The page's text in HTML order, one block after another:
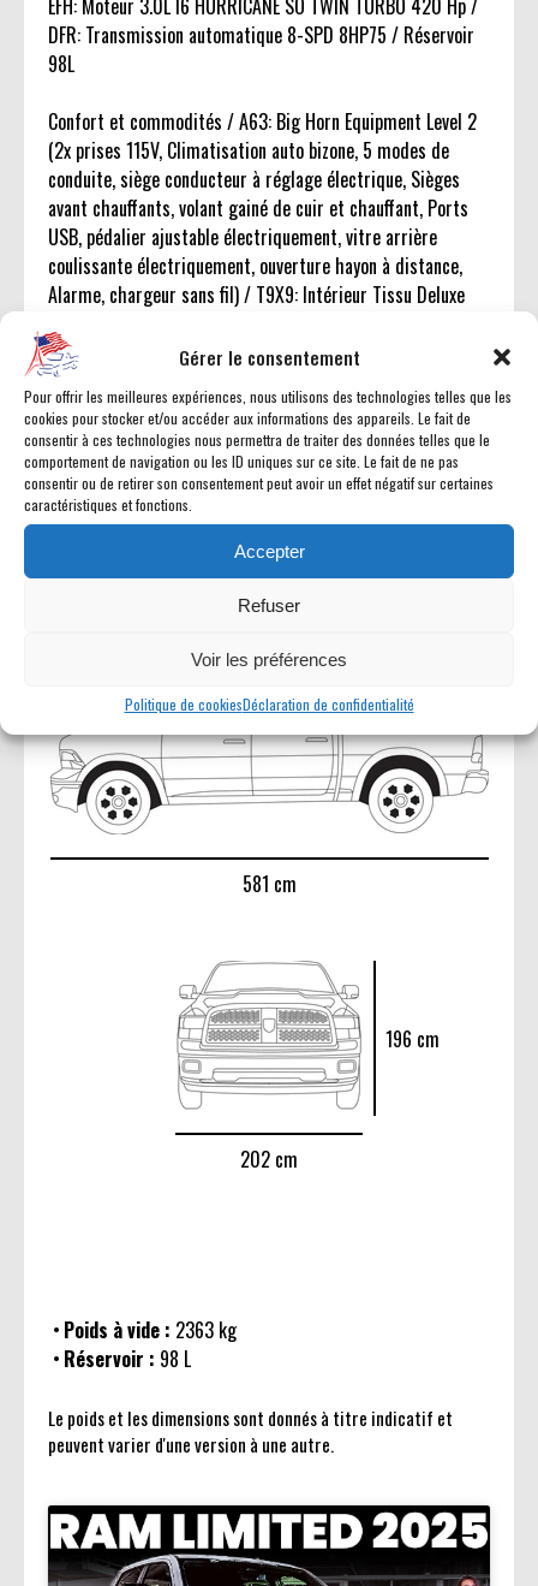
Gérer le consentement
Pour offrir les meilleures expériences, nous utilisons des technologies telles que les
cookies pour stocker et/ou accéder aux informations des appareils. Le fait de
consentir à ces technologies nous permettra de traiter des données telles que le
comportement de navigation ou les ID uniques sur ce site. Le fait de ne pas
consentir ou de retirer son consentement peut avoir un effet négatif sur certaines
caractéristiques et fonctions.
Accepter
Refuser
Voir les préférences
Politique de cookiesDéclaration de confidentialité
EFH: Moteur 3.0L I6 HURRICANE SO TWIN TURBO 420 Hp /
DFR: Transmission automatique 8-SPD 8HP75 / Réservoir
98L
Confort et commodités / A63: Big Horn Equipment Level 2
(2x prises 115V, Climatisation auto bizone, 5 modes de
conduite, siège conducteur à réglage électrique, Sièges
avant chauffants, volant gainé de cuir et chauffant, Ports
USB, pédalier ajustable électriquement, vitre arrière
coulissante électriquement, ouverture hayon à distance,
Alarme, chargeur sans fil) / T9X9: Intérieur Tissu Deluxe
Technologie et divertissement / Écran tactile 12 pouces /
Uconnect 5 avec écran tactile 12.0 pouces (GPS EUROPE
NON DISPONIBLE) / Apple CarPlay et Android Auto sans fil /
9x hauts parleurs Amplifiés avec caisson de basse
Dimensions et châssis
581 cm
202 cm
196 cm
Poids à vide : 2363 kg
Réservoir : 98 L
Le poids et les dimensions sont donnés à titre indicatif et
peuvent varier d'une version à une autre.